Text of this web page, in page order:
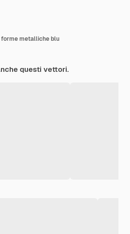
metalliche blu
questi vettori.